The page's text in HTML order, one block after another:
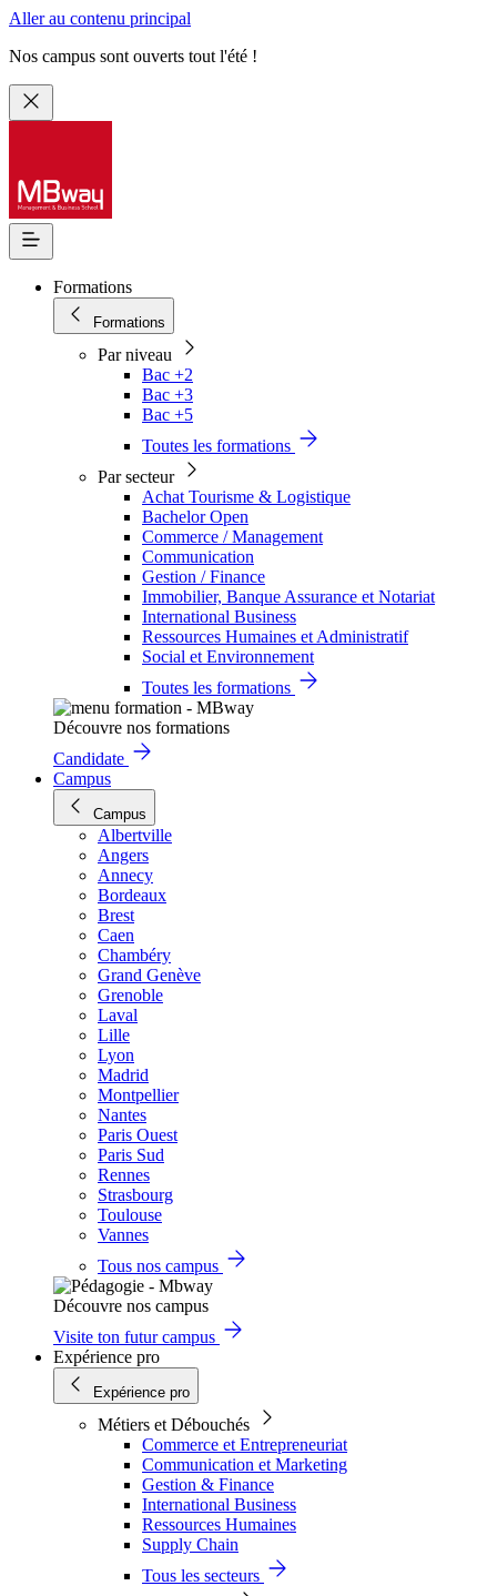
Aller au contenu principal
Nos campus sont ouverts tout l'été !
Formations
Formations
Par niveau
Bac +2
Bac +3
Bac +5
Toutes les formations
Par secteur
Achat Tourisme & Logistique
Bachelor Open
Commerce / Management
Communication
Gestion / Finance
Immobilier, Banque Assurance et Notariat
International Business
Ressources Humaines et Administratif
Social et Environnement
Toutes les formations
Découvre nos formations
Candidate
Campus
Campus
Albertville
Angers
Annecy
Bordeaux
Brest
Caen
Chambéry
Grand Genève
Grenoble
Laval
Lille
Lyon
Madrid
Montpellier
Nantes
Paris Ouest
Paris Sud
Rennes
Strasbourg
Toulouse
Vannes
Tous nos campus
Découvre nos campus
Visite ton futur campus
Expérience pro
Expérience pro
Métiers et Débouchés
Commerce et Entrepreneuriat
Communication et Marketing
Gestion & Finance
International Business
Ressources Humaines
Supply Chain
Tous les secteurs